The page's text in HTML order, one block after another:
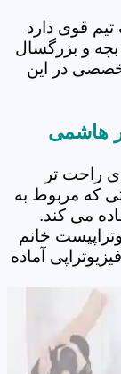
قوی دارد
و بزرگسال
در این
هاشمی
راحت تر
که مربوط به
می کند.
خانم
آماده